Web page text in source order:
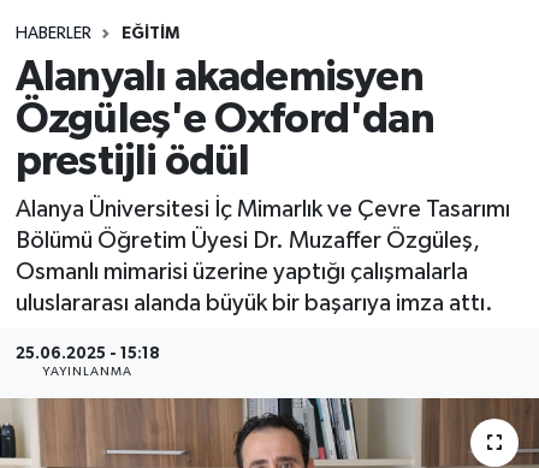
HABERLER EĞITIM
Alanyalı akademisyen
Özgüleş'e Oxford'dan
prestijli ödül
Alanya Üniversitesi İç Mimarlık ve Çevre Tasarımı
Bölümü Öğretim Üyesi Dr. Muzaffer Özgüleş,
Osmanlı mimarisi üzerine yaptığı çalışmalarla
uluslararası alanda büyük bir başarıya imza attı.
25.06.2025 - 15:18
YAYINLANMA
Siyaset
Spor
Turizm
Ekonomi
Gazipaşa
Süper Lig Puan Durumu ve Fikstür
Tüm Manşetler
Son Dakika Haberleri
Haber Arşivi